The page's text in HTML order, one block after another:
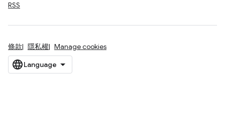
RSS
條款 隱私權 Manage cookies